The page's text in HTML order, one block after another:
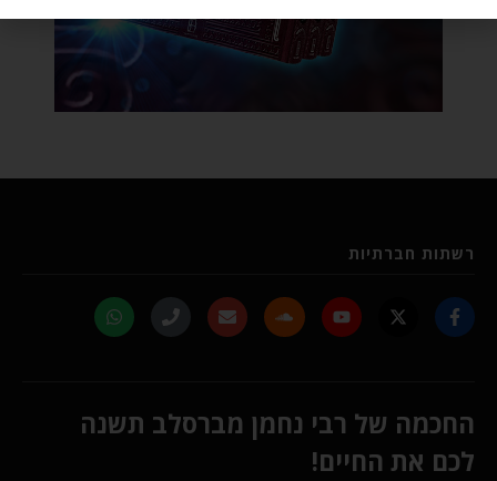
רשתות חברתיות
החכמה של רבי נחמן מברסלב תשנה
לכם את החיים!